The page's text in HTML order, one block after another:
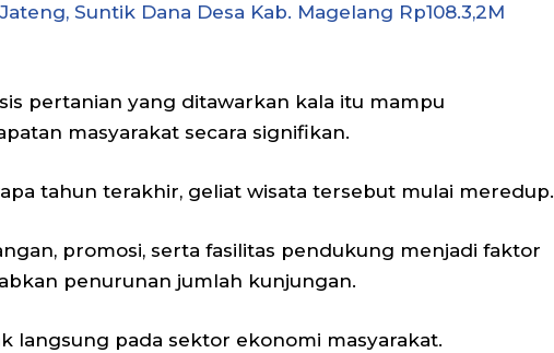
Suntik Dana Desa Kab. Magelang Rp108.3,2M
pertanian yang ditawarkan kala itu mampu
masyarakat secara signifikan.
tahun terakhir, geliat wisata tersebut mulai meredup.
promosi, serta fasilitas pendukung menjadi faktor
penurunan jumlah kunjungan.
langsung pada sektor ekonomi masyarakat.